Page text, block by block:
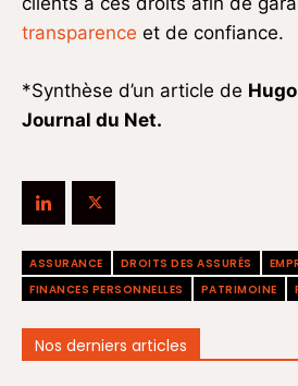
transparence et de confiance.
*Synthèse d’un article de
Journal du Net.
ASSURANCE DROITS DES ASSURÉS
FINANCES PERSONNELLES
PATRIMOINE
Nos derniers articles